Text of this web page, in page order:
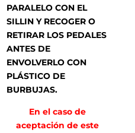
PARALELO CON EL
SILLIN Y RECOGER O
RETIRAR LOS PEDALES
ANTES DE
ENVOLVERLO CON
PLÁSTICO DE
BURBUJAS.
En el caso de
aceptación de este